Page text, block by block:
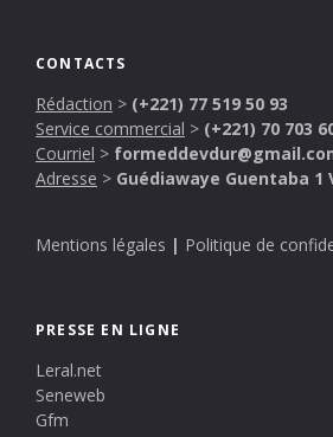
CONTACTS
Rédaction > (+221) 77 519 50 93
Service commercial > (+221) 70 703
Courriel >
Adresse > Guédiawaye Guentaba 1
Mentions légales | Politique de
PRESSE EN LIGNE
Leral.net
Seneweb
Gfm